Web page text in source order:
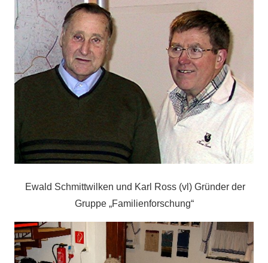
Ewald Schmittwilken und Karl Ross (vl) Gründer der
Gruppe „Familienforschung“